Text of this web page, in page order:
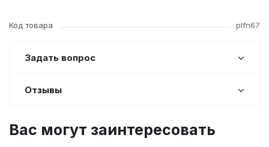
Код товара plfn67
Задать вопрос
Отзывы
Вас могут заинтересовать